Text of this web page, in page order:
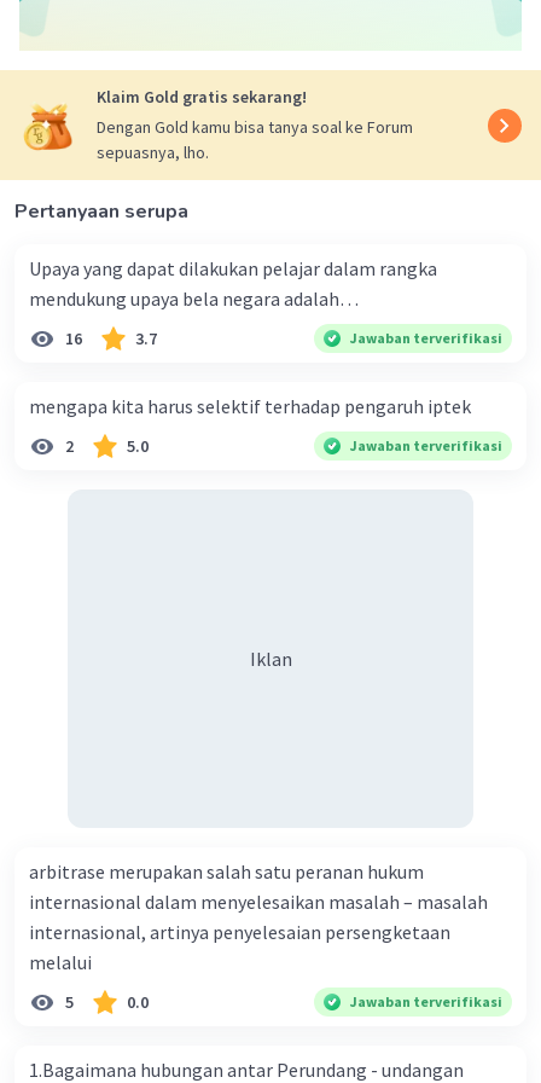
keutuhan bangsa dan negara Indonesia.
adalahtidak menjelek-jelekkan, menghina
atau merendahkan suku bangsa dan ras lain,
tidak membeda-bedakan asal suku bangsa
dan ras dalam berteman.
Klaim Gold gratis sekarang!
Dengan Gold kamu bisa tanya soal ke Forum
sepuasnya, lho.
Pertanyaan serupa
Upaya yang dapat dilakukan pelajar dalam rangka
mendukung upaya bela negara adalah…
16 3.7 Jawaban terverifikasi
mengapa kita harus selektif terhadap pengaruh iptek
2 5.0 Jawaban terverifikasi
Iklan
arbitrase merupakan salah satu peranan hukum
internasional dalam menyelesaikan masalah – masalah
internasional, artinya penyelesaian persengketaan
melalui
5 0.0 Jawaban terverifikasi
1.Bagaimana hubungan antar Perundang - undangan